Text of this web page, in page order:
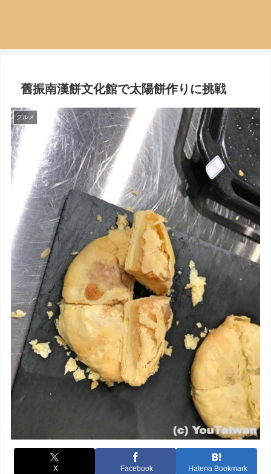
舊振南漢餅文化館で太陽餅作りに挑戦
グルメ
X Facebook Hatena Bookmark